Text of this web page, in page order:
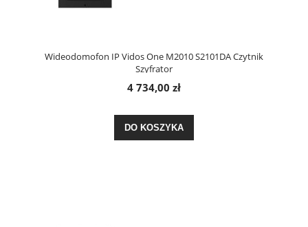
Wideodomofon IP Vidos One M2010 S2101DA Czytnik
Szyfrator
4 734,00 zł
DO KOSZYKA